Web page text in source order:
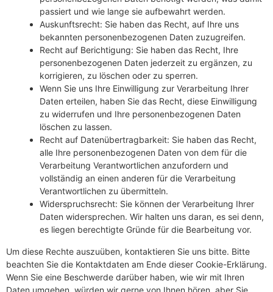
passiert und wie lange sie aufbewahrt werden.
Auskunftsrecht: Sie haben das Recht, auf Ihre uns
bekannten personenbezogenen Daten zuzugreifen.
Recht auf Berichtigung: Sie haben das Recht, Ihre
personenbezogenen Daten jederzeit zu ergänzen, zu
korrigieren, zu löschen oder zu sperren.
Wenn Sie uns Ihre Einwilligung zur Verarbeitung Ihrer
Daten erteilen, haben Sie das Recht, diese Einwilligung
zu widerrufen und Ihre personenbezogenen Daten
löschen zu lassen.
Recht auf Datenübertragbarkeit: Sie haben das Recht,
alle Ihre personenbezogenen Daten von dem für die
Verarbeitung Verantwortlichen anzufordern und
vollständig an einen anderen für die Verarbeitung
Verantwortlichen zu übermitteln.
Widerspruchsrecht: Sie können der Verarbeitung Ihrer
Daten widersprechen. Wir halten uns daran, es sei denn,
es liegen berechtigte Gründe für die Bearbeitung vor.
Um diese Rechte auszuüben, kontaktieren Sie uns bitte. Bitte
beachten Sie die Kontaktdaten am Ende dieser Cookie-Erklärung.
Wenn Sie eine Beschwerde darüber haben, wie wir mit Ihren
Daten umgehen, würden wir gerne von Ihnen hören, aber Sie